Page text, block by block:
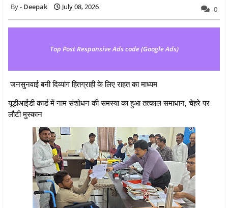
Deepak July 08, 2026 0
Top Post Responsive Ads code (Google Ads)
जनसुनवाई बनी दिव्यांग हितग्राही के लिए राहत का माध्यम
यूडीआईडी कार्ड में नाम संशोधन की समस्या का हुआ तत्काल समाधान, चेहरे पर
लौटी मुस्कान